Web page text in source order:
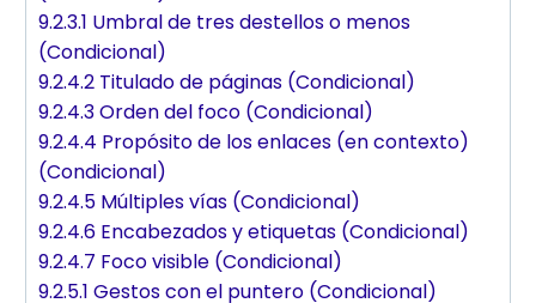
9.2.3.1 Umbral de tres destellos o menos
(Condicional)
9.2.4.2 Titulado de páginas (Condicional)
9.2.4.3 Orden del foco (Condicional)
9.2.4.4 Propósito de los enlaces (en contexto)
(Condicional)
9.2.4.5 Múltiples vías (Condicional)
9.2.4.6 Encabezados y etiquetas (Condicional)
9.2.4.7 Foco visible (Condicional)
9.2.5.1 Gestos con el puntero (Condicional)